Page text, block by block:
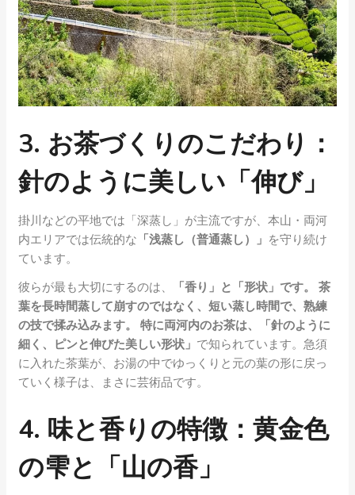
3. お茶づくりのこだわり：
針のように美しい「伸び」
掛川などの平地では「深蒸し」が主流ですが、本山・両河
内エリアでは伝統的な 「浅蒸し（普通蒸し）」 を守り続け
ています。
彼らが最も大切にするのは、
「香り」と「形状」です。 茶
葉を長時間蒸して崩すのではなく、短い蒸し時間で、熟練
の技で揉み込みます。 特に両河内のお茶は、「針のように
細く、ピンと伸びた美しい形状」 で知られています。急須
に入れた茶葉が、お湯の中でゆっくりと元の葉の形に戻っ
ていく様子は、まさに芸術品です。
4. 味と香りの特徴：黄金色
の雫と「山の香」